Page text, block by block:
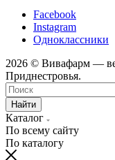
Facebook
Instagram
Одноклассники
2026 © Вивафарм —
Приднестровья.
Найти
Каталог
По всему сайту
По каталогу